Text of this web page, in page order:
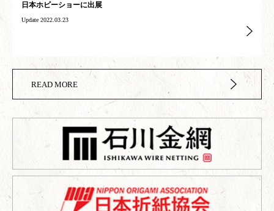
日本ホビーショーに出展
Update 2022.03.23
READ MORE